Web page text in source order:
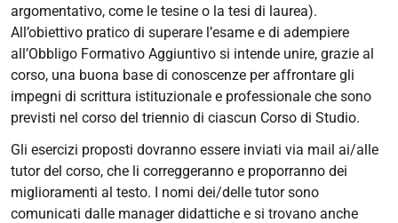
argomentativo, come le tesine o la tesi di laurea).
All’obiettivo pratico di superare l’esame e di adempiere
all’Obbligo Formativo Aggiuntivo si intende unire, grazie al
corso, una buona base di conoscenze per affrontare gli
impegni di scrittura istituzionale e professionale che sono
previsti nel corso del triennio di ciascun Corso di Studio.
Gli esercizi proposti dovranno essere inviati via mail ai/alle
tutor del corso, che li correggeranno e proporranno dei
miglioramenti al testo. I nomi dei/delle tutor sono
comunicati dalle manager didattiche e si trovano anche